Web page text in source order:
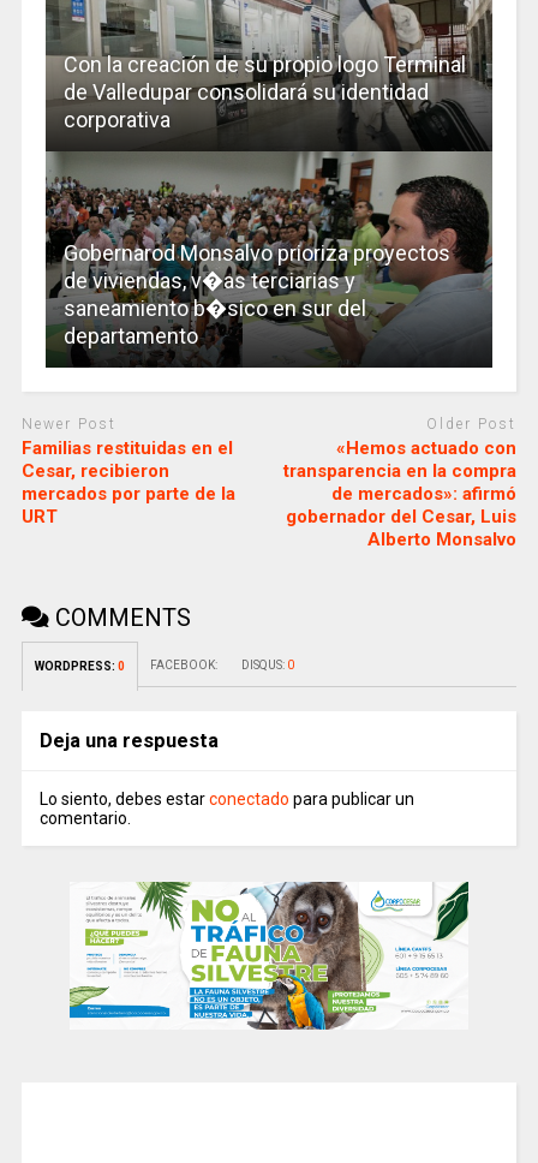
Con la creación de su propio logo Terminal
de Valledupar consolidará su identidad
corporativa
Gobernarod Monsalvo prioriza proyectos
de viviendas, v�as terciarias y
saneamiento b�sico en sur del
departamento
Newer Post
Familias restituidas en el
Cesar, recibieron
mercados por parte de la
URT
Older Post
«Hemos actuado con
transparencia en la compra
de mercados»: afirmó
gobernador del Cesar, Luis
Alberto Monsalvo
COMMENTS
WORDPRESS: 0 FACEBOOK: DISQUS: 0
Deja una respuesta
Lo siento, debes estarconectado para publicar un
comentario.